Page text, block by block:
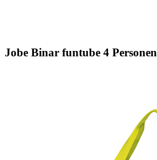
Jobe Binar funtube 4 Personen